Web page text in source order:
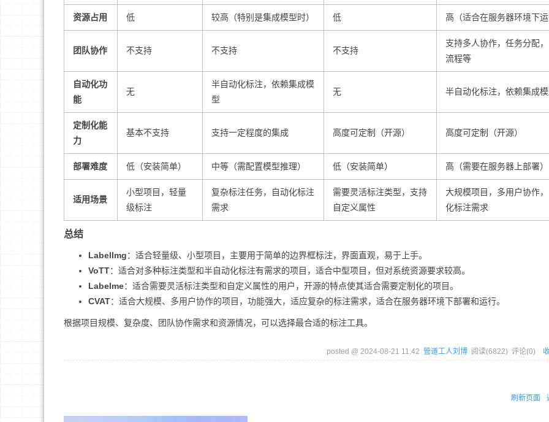
资源占用 低 较高（特别是集成模型时） 低 高（适合在服务器环境下
团队协作 不支持 不支持 不支持
支持多人协作，任务分配
流程等
自动化功
能
无
半自动化标注，依赖集成模
型
无 半自动化标注，依赖集成
定制化能
力
基本不支持 支持一定程度的集成 高度可定制（开源） 高度可定制（开源）
部署难度 低（安装简单） 中等（需配置模型推理） 低（安装简单） 高（需要在服务器上部署）
适用场景
小型项目，轻量
级标注
复杂标注任务，自动化标注
需求
需要灵活标注类型，支持
自定义属性
大规模项目，多用户协作
化标注需求
总结
LabelImg：适合轻量级、小型项目，主要用于简单的边界框标注，界面直观，易于上手。
VoTT：适合对多种标注类型和半自动化标注有需求的项目，适合中型项目，但对系统资源要求较高。
Labelme：适合需要灵活标注类型和自定义属性的用户，开源的特点使其适合需要定制化的项目。
CVAT：适合大规模、多用户协作的项目，功能强大，适应复杂的标注需求，适合在服务器环境下部署和运行。
根据项目规模、复杂度、团队协作需求和资源情况，可以选择最合适的标注工具。
posted @ 2024-08-21 11:42 管道工人刘博 阅读(6822) 评论(0)
刷新页面